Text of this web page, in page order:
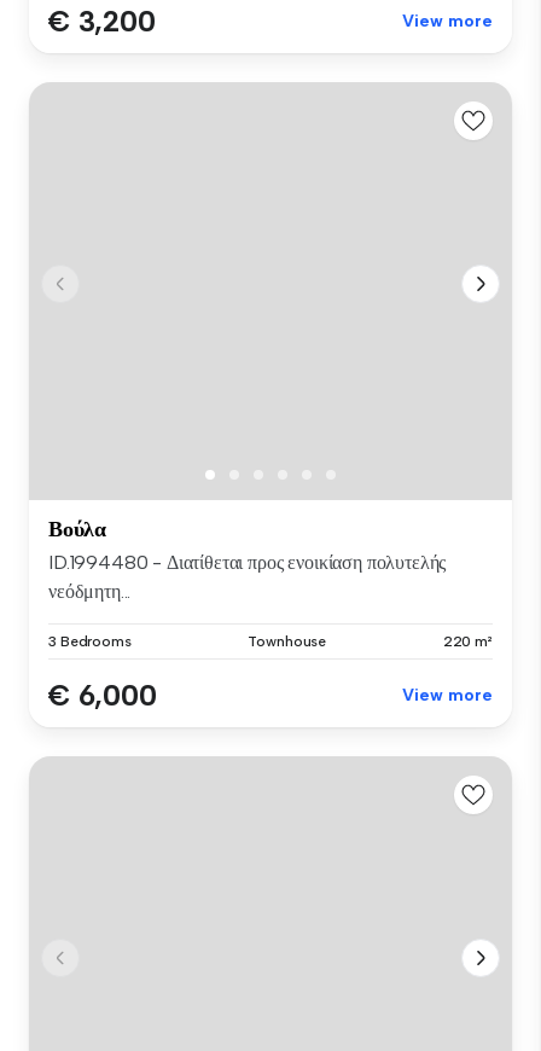
€ 3,200 View more
Βούλα
ID.1994480 - Διατίθεται προς ενοικίαση πολυτελής
νεόδμητη...
3 Bedrooms Townhouse 220 m²
€ 6,000 View more